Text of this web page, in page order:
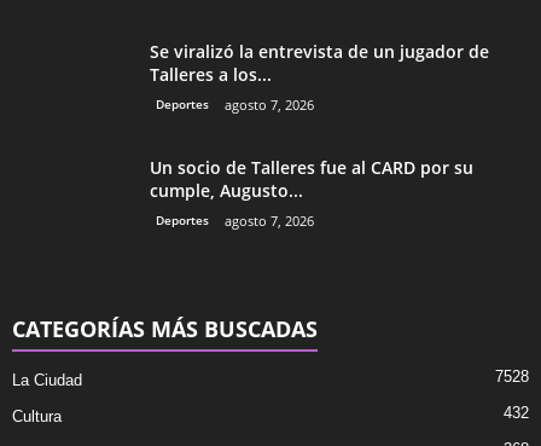
Se viralizó la entrevista de un jugador de
Talleres a los...
Deportes agosto 7, 2026
Un socio de Talleres fue al CARD por su
cumple, Augusto...
Deportes agosto 7, 2026
CATEGORÍAS MÁS BUSCADAS
La Ciudad 7528
Cultura 432